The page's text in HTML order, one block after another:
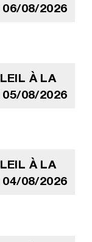
06/08/2026
À LA
05/08/2026
À LA
04/08/2026